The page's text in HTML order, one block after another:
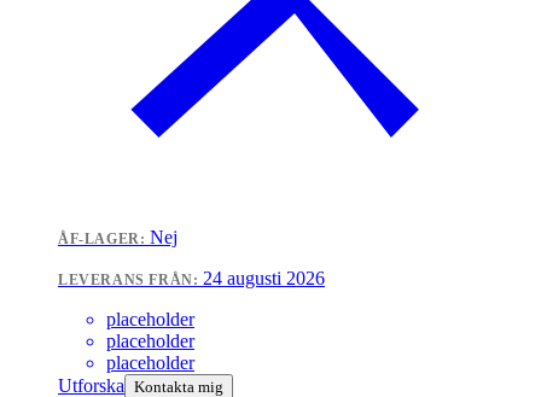
ÅF-LAGER: Nej
LEVERANS FRÅN: 24 augusti 2026
placeholder
placeholder
placeholder
Utforska Kontakta mig